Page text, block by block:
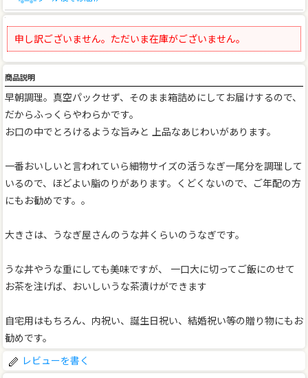
申し訳ございません。ただいま在庫がございません。
商品説明
早朝調理。真空パックせず、そのまま箱詰めにしてお届けするので、
だからふっくらやわらかです。
お口の中でとろけるような旨みと 上品なあじわいがあります。
一番おいしいと言われていら細物サイズの活うなぎ一尾分を調理して
いるので、ほどよい脂のりがあります。くどくないので、ご年配の方
にもお勧めです。。
大きさは、うなぎ屋さんのうな丼くらいのうなぎです。
うな丼やうな重にしても美味ですが、 一口大に切ってご飯にのせて
お茶を注げば、おいしいうな茶漬けができます
自宅用はもちろん、内祝い、誕生日祝い、結婚祝い等の贈り物にもお
勧めです。
レビューを書く